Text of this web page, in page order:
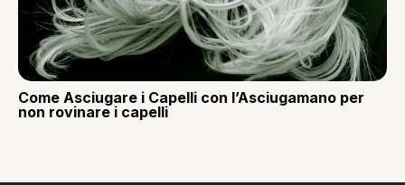
Come Asciugare i Capelli con l’Asciugamano per
non rovinare i capelli